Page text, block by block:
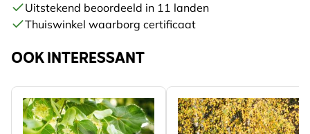
Uitstekend beoordeeld in 11 landen
Thuiswinkel waarborg certificaat
OOK INTERESSANT